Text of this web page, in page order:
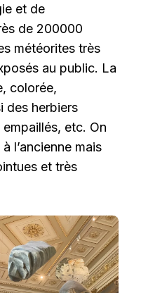
et de
de 200000
météorites très
au public. La
colorée,
des herbiers
etc. On
l’ancienne mais
et très